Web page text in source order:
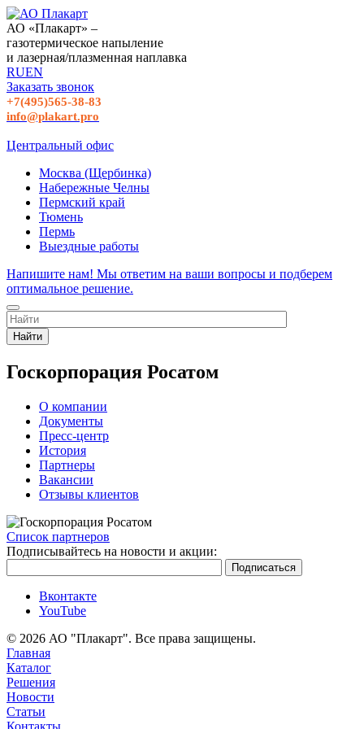
АО «Плакарт» –
газотермическое напыление
и лазерная/плазменная наплавка
RUEN
Заказать звонок
+7(495)565-38-83
info@plakart.pro
Центральный офис
Москва (Щербинка)
Набережные Челны
Пермский край
Тюмень
Пермь
Выездные работы
Напишите нам! Мы ответим на ваши вопросы и подберем
оптимальное решение.
Найти
Госкорпорация Росатом
О компании
Документы
Пресс-центр
История
Партнеры
Вакансии
Отзывы клиентов
Список партнеров
Подписывайтесь на новости и акции:
Вконтакте
YouTube
© 2026 АО "Плакарт". Все права защищены.
Главная
Каталог
Решения
Новости
Статьи
Контакты